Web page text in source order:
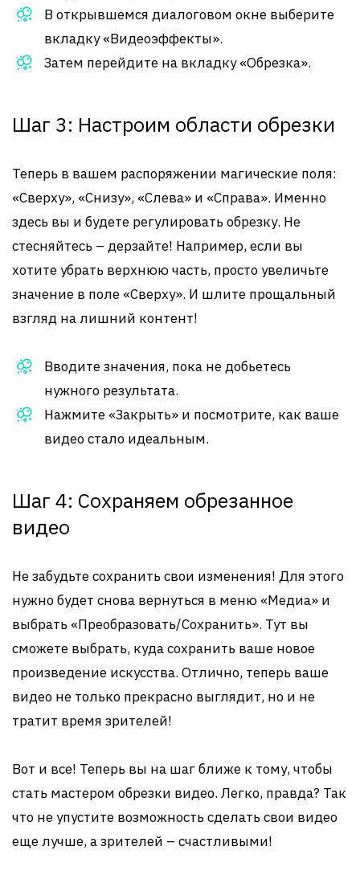
В открывшемся диалоговом окне выберите
вкладку «Видеоэффекты».
Затем перейдите на вкладку «Обрезка».
Шаг 3: Настроим области обрезки
Теперь в вашем распоряжении магические поля:
«Сверху», «Снизу», «Слева» и «Справа». Именно
здесь вы и будете регулировать обрезку. Не
стесняйтесь – дерзайте! Например, если вы
хотите убрать верхнюю часть, просто увеличьте
значение в поле «Сверху». И шлите прощальный
взгляд на лишний контент!
Вводите значения, пока не добьетесь
нужного результата.
Нажмите «Закрыть» и посмотрите, как ваше
видео стало идеальным.
Шаг 4: Сохраняем обрезанное
видео
Не забудьте сохранить свои изменения! Для этого
нужно будет снова вернуться в меню «Медиа» и
выбрать «Преобразовать/Сохранить». Тут вы
сможете выбрать, куда сохранить ваше новое
произведение искусства. Отлично, теперь ваше
видео не только прекрасно выглядит, но и не
тратит время зрителей!
Вот и все! Теперь вы на шаг ближе к тому, чтобы
стать мастером обрезки видео. Легко, правда? Так
что не упустите возможность сделать свои видео
еще лучше, а зрителей – счастливыми!